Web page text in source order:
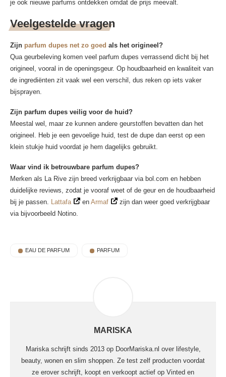
je ook nieuwe parfums ontdekken omdat de prijs meevalt.
Veelgestelde vragen
Zijn parfum dupes net zo goed als het origineel?
Qua geurbeleving komen veel parfum dupes verrassend dicht bij het
origineel, vooral in de openingsgeur. Op houdbaarheid en kwaliteit van
de ingrediënten zit vaak wel een verschil, dus reken op iets vaker
bijsprayen.
Zijn parfum dupes veilig voor de huid?
Meestal wel, maar ze kunnen andere geurstoffen bevatten dan het
origineel. Heb je een gevoelige huid, test de dupe dan eerst op een
klein stukje huid voordat je hem dagelijks gebruikt.
Waar vind ik betrouwbare parfum dupes?
Merken als La Rive zijn breed verkrijgbaar via bol.com en hebben
duidelijke reviews, zodat je vooraf weet of de geur en de houdbaarheid
bij je passen. Lattafa en Armaf
zijn dan weer goed verkrijgbaar
via bijvoorbeeld Notino.
EAU DE PARFUM PARFUM
MARISKA
Mariska schrijft sinds 2013 op DoorMariska.nl over lifestyle,
beauty, wonen en slim shoppen. Ze test zelf producten voordat
ze erover schrijft, koopt en verkoopt actief op Vinted en